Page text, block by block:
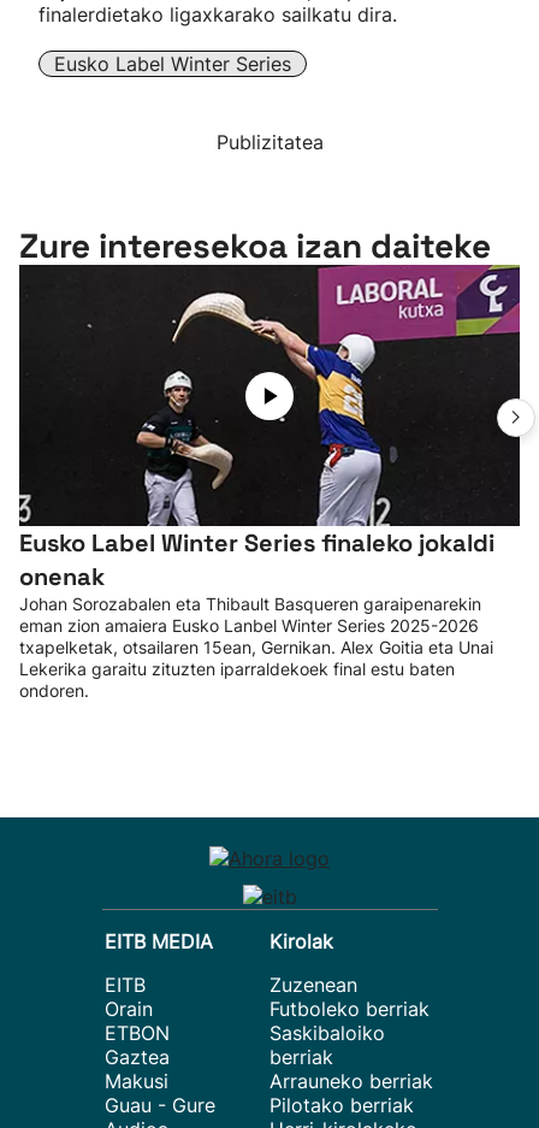
finalerdietako ligaxkarako sailkatu dira.
Eusko Label Winter Series
Publizitatea
Zure interesekoa izan daiteke
Eusko Label Winter Series finaleko jokaldi
onenak
Johan Sorozabalen eta Thibault Basqueren garaipenarekin
eman zion amaiera Eusko Lanbel Winter Series 2025-2026
txapelketak, otsailaren 15ean, Gernikan. Alex Goitia eta Unai
Lekerika garaitu zituzten iparraldekoek final estu baten
ondoren.
EITB MEDIA
EITB
Orain
ETBON
Gaztea
Makusi
Guau - Gure
Kirolak
Zuzenean
Futboleko berriak
Saskibaloiko
berriak
Arrauneko berriak
Pilotako berriak